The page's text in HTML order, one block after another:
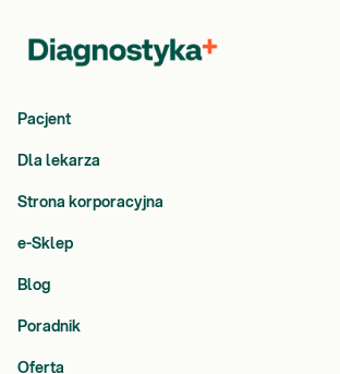
Pacjent
Dla lekarza
Strona korporacyjna
e-Sklep
Blog
Poradnik
Oferta